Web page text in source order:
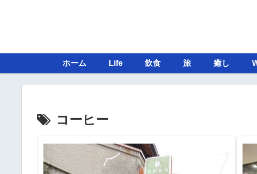
ホーム Life 飲食 旅 癒し
コーヒー